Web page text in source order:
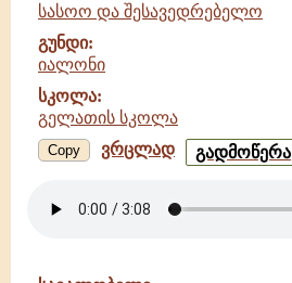
სასოო და შესავედრებელო
გუნდი:
იალონი
სკოლა:
გელათის სკოლა
Copy ვრცლად სასოო
და
-
გადმოწერა